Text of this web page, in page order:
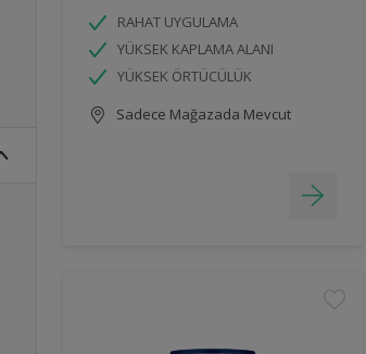
RAHAT UYGULAMA
YÜKSEK KAPLAMA ALANI
YÜKSEK ÖRTÜCÜLÜK
Sadece Mağazada Mevcut